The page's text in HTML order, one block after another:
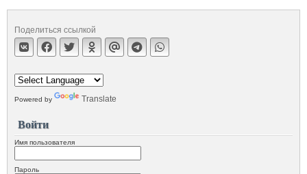
Поделиться ссылкой
Powered by Translate
Войти
Имя пользователя
Пароль